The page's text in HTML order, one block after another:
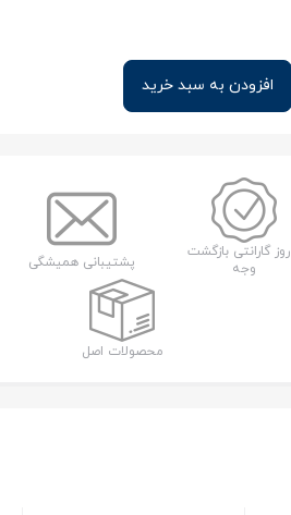
افزودن به سبد خرید
7 روز گارانتی بازگشت
وجه
پشتیبانی همیشگی
محصولات اصل